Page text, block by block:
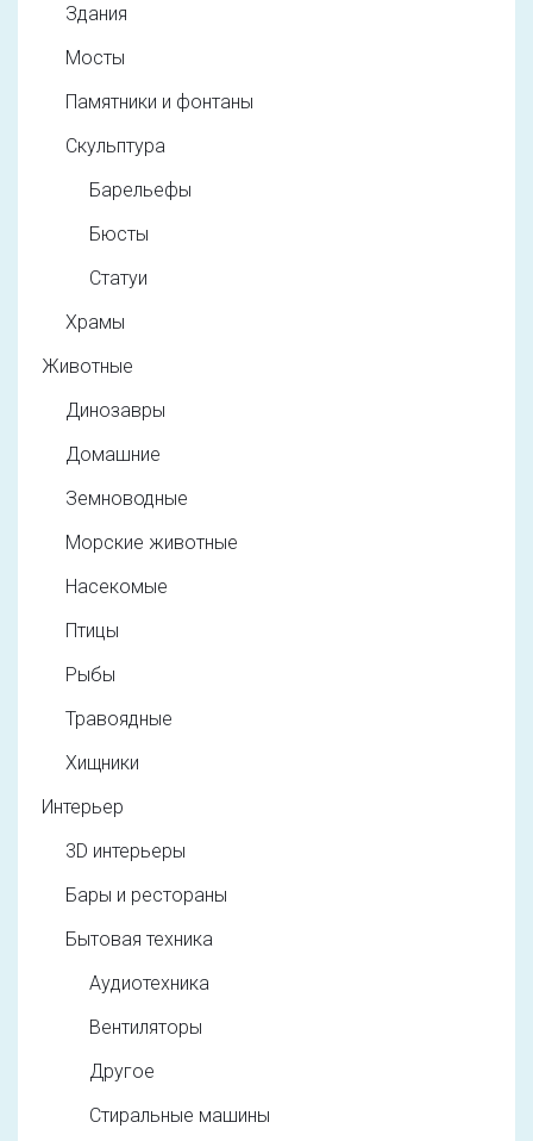
Здания
Мосты
Памятники и фонтаны
Скульптура
Барельефы
Бюсты
Статуи
Храмы
Животные
Динозавры
Домашние
Земноводные
Морские животные
Насекомые
Птицы
Рыбы
Травоядные
Хищники
Интерьер
3D интерьеры
Бары и рестораны
Бытовая техника
Аудиотехника
Вентиляторы
Другое
Стиральные машины